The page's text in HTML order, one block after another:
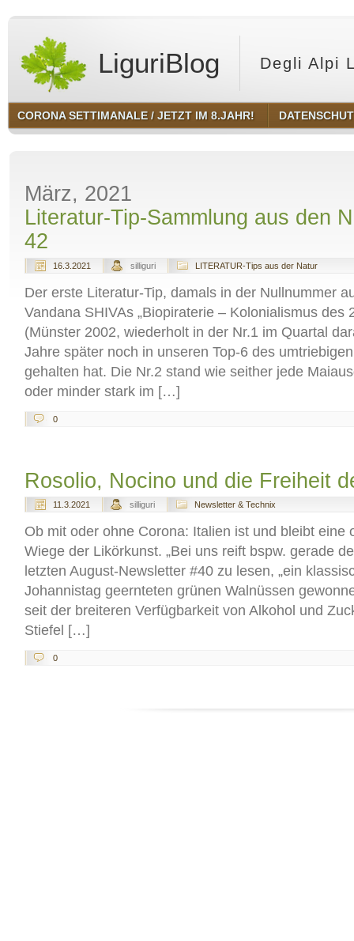
LiguriBlog Degli Alpi
CORONA SETTIMANALE / JETZT IM 8.JAHR!
März, 2021
Literatur-Tip-Sammlung aus den
42
16.3.2021 silliguri LITERATUR-Tips aus der Natur
Der erste Literatur-Tip, damals in der Nullnummer
Vandana SHIVAs „Biopiraterie – Kolonialismus des
(Münster 2002, wiederholt in der Nr.1 im Quartal
Jahre später noch in unseren Top-6 des
gehalten hat. Die Nr.2 stand wie seither jede
oder minder stark im […]
0
Rosolio, Nocino und die Freiheit
11.3.2021 silliguri Newsletter & Technix
Ob mit oder ohne Corona: Italien ist und bleibt eine
Wiege der Likörkunst. „Bei uns reift bspw. gerade
letzten August-Newsletter #40 zu lesen, „ein
Johannistag geernteten grünen Walnüssen
seit der breiteren Verfügbarkeit von Alkohol und
Stiefel […]
0